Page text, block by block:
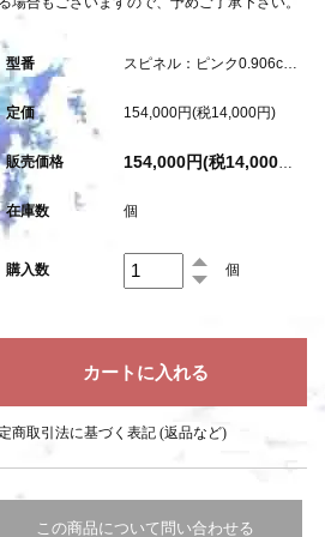
型番 スピネル：ピンク0.906ct（中央宝石研究所鑑別書付属）
定価 154,000円(税14,000円)
販売価格
在庫数 個
購入数 個
商取引法に基づく表記 (返品など)
この商品について問い合わせる